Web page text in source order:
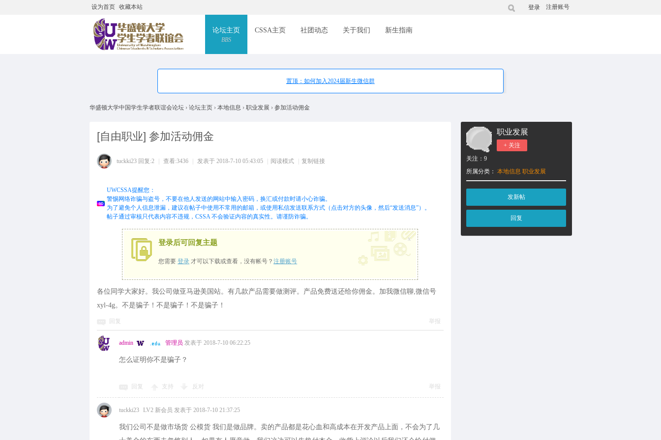
设为首页 收藏本站 注册账号
登录
论坛主页
BBS
CSSA主页 社团动态 关于我们 新生指南
置顶：如何加入2024届新生微信群
华盛顿大学中国学生学者联谊会论坛 › 论坛主页 › 本地信息 › 职业发展 › 参加活动佣金
[自由职业] 参加活动佣金
tuckki23 回复:2 查看:3436 发表于 2018-7-10 05:43:05 阅读模式 复制链接
UWCSSA提醒您：
警惕网络诈骗与盗号，不要在他人发送的网站中输入密码，换汇或付款时请小心诈骗。
为了避免个人信息泄漏，建议在帖子中使用不常用的邮箱，或使用私信发送联系方式（点击对方的头像，然后“发送消息”）。
帖子通过审核只代表内容不违规，CSSA 不会验证内容的真实性。请谨防诈骗。
登录后可回复主题
您需要登录 才可以下载或查看，没有帐号？注册账号
x
各位同学大家好。我公司做亚马逊美国站。有几款产品需要做测评。产品免费送还给你佣金。加我微信聊,微信号
xyl-4g。不是骗子！不是骗子！不是骗子！
回复 举报
admin 管理员 发表于 2018-7-10 06:22:25
怎么证明你不是骗子？
回复 支持 反对 举报
tuckki23 LV2 新会员 发表于 2018-7-10 21:37:25
我们公司不是做市场货 公模货 我们是做品牌。卖的产品都是花心血和高成本在开发产品上面，不会为了几
职业发展
+ 关注
关注： 9
所属分类： 本地信息 职业发展
发新帖
回复